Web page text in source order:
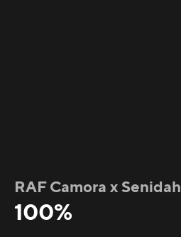
RAF Camora x Senidah
100%